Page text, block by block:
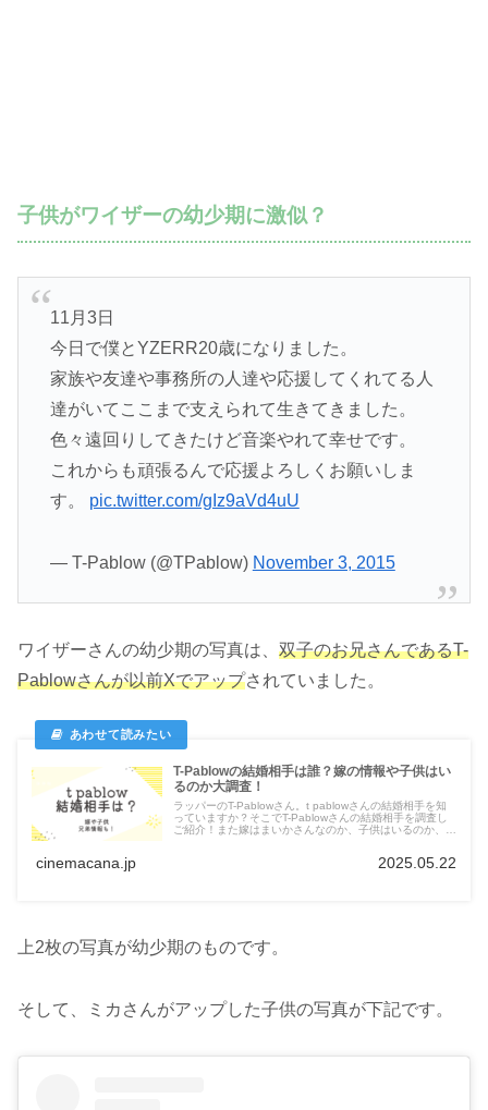
子供がワイザーの幼少期に激似？
11月3日
今日で僕とYZERR20歳になりました。
家族や友達や事務所の人達や応援してくれてる人
達がいてここまで支えられて生きてきました。
色々遠回りしてきたけど音楽やれて幸せです。
これからも頑張るんで応援よろしくお願いしま
す。 pic.twitter.com/gIz9aVd4uU
— T-Pablow (@TPablow) November 3, 2015
ワイザーさんの幼少期の写真は、 双子のお兄さんであるT-
Pablowさんが以前Xでアップされていました。
T-Pablowの結婚相手は誰？嫁の情報や子供はい
るのか大調査！
ラッパーのT-Pablowさん。t pablowさんの結婚相手を知
っていますか？そこでT-Pablowさんの結婚相手を調査し
ご紹介！また嫁はまいかさんなのか、子供はいるのか、双
cinemacana.jp 2025.05.22
上2枚の写真が幼少期のものです。
そして、ミカさんがアップした子供の写真が下記です。